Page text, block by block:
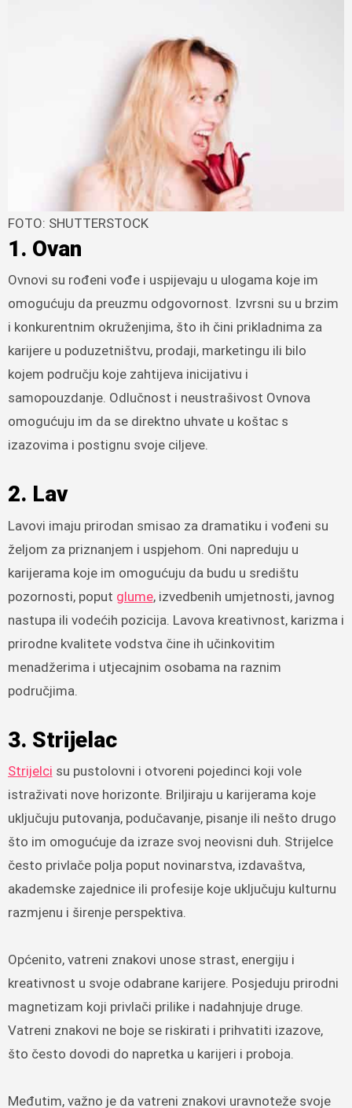
FOTO: SHUTTERSTOCK
1. Ovan
Ovnovi su rođeni vođe i uspijevaju u ulogama koje im
omogućuju da preuzmu odgovornost. Izvrsni su u brzim
i konkurentnim okruženjima, što ih čini prikladnima za
karijere u poduzetništvu, prodaji, marketingu ili bilo
kojem području koje zahtijeva inicijativu i
samopouzdanje. Odlučnost i neustrašivost Ovnova
omogućuju im da se direktno uhvate u koštac s
izazovima i postignu svoje ciljeve.
2. Lav
Lavovi imaju prirodan smisao za dramatiku i vođeni su
željom za priznanjem i uspjehom. Oni napreduju u
karijerama koje im omogućuju da budu u središtu
pozornosti, poput glume, izvedbenih umjetnosti, javnog
nastupa ili vodećih pozicija. Lavova kreativnost, karizma i
prirodne kvalitete vodstva čine ih učinkovitim
menadžerima i utjecajnim osobama na raznim
područjima.
3. Strijelac
Strijelci su pustolovni i otvoreni pojedinci koji vole
istraživati ​​nove horizonte. Briljiraju u karijerama koje
uključuju putovanja, podučavanje, pisanje ili nešto drugo
što im omogućuje da izraze svoj neovisni duh. Strijelce
često privlače polja poput novinarstva, izdavaštva,
akademske zajednice ili profesije koje uključuju kulturnu
razmjenu i širenje perspektiva.
Općenito, vatreni znakovi unose strast, energiju i
kreativnost u svoje odabrane karijere. Posjeduju prirodni
magnetizam koji privlači prilike i nadahnjuje druge.
Vatreni znakovi ne boje se riskirati i prihvatiti izazove,
što često dovodi do napretka u karijeri i proboja.
Međutim, važno je da vatreni znakovi uravnoteže svoje